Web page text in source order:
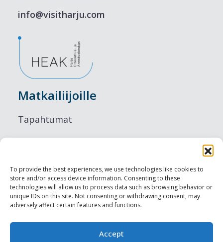
To provide the best experiences, we use technologies like cookies to
store and/or access device information. Consenting to these
technologies will allow us to process data such as browsing behavior or
unique IDs on this site. Not consenting or withdrawing consent, may
adversely affect certain features and functions.
Accept
info@visitharju.com
Matkailiijoille
Tapahtumat
Ruokailu
Nähtävyydet
Visit Tallinn
Ammattilaisille